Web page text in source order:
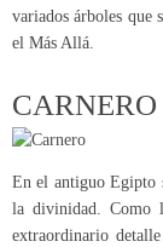
variados árboles que
el Más Allá.
CARNERO
En el antiguo Egipto
la divinidad. Como
extraordinario